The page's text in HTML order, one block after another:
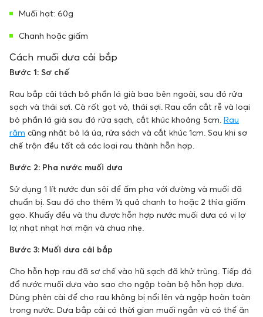
Muối hạt: 60g
Chanh hoặc giấm
Cách muối dưa cải bắp
Bước 1: Sơ chế
Rau bắp cải tách bỏ phần lá già bao bên ngoài, sau đó rửa
sạch và thái sợi. Cà rốt gọt vỏ, thái sợi. Rau cần cắt rễ và loại
bỏ phần lá già sau đó rửa sạch, cắt khúc khoảng 5cm. Rau
răm cũng nhặt bỏ lá úa, rửa sách và cắt khúc 1cm. Sau khi sơ
chế trộn đều tất cả các loại rau thành hỗn hợp.
Bước 2: Pha nước muối dưa
Sử dụng 1 lít nước đun sôi để ấm pha với đường và muối đã
chuẩn bị. Sau đó cho thêm ½ quả chanh to hoặc 2 thìa giấm
gạo. Khuấy đều và thu được hỗn hợp nước muối dưa có vị lợ
lợ, nhạt nhạt hơi mặn và chua nhẹ.
Bước 3: Muối dưa cải bắp
Cho hỗn hợp rau đã sơ chế vào hũ sạch đã khử trùng. Tiếp đó
đổ nước muối dưa vào sao cho ngập toàn bộ hỗn hợp dưa.
Dùng phên cài để cho rau không bị nổi lên và ngập hoàn toàn
trong nước. Dưa bắp cải có thời gian muối ngắn và có thể ăn